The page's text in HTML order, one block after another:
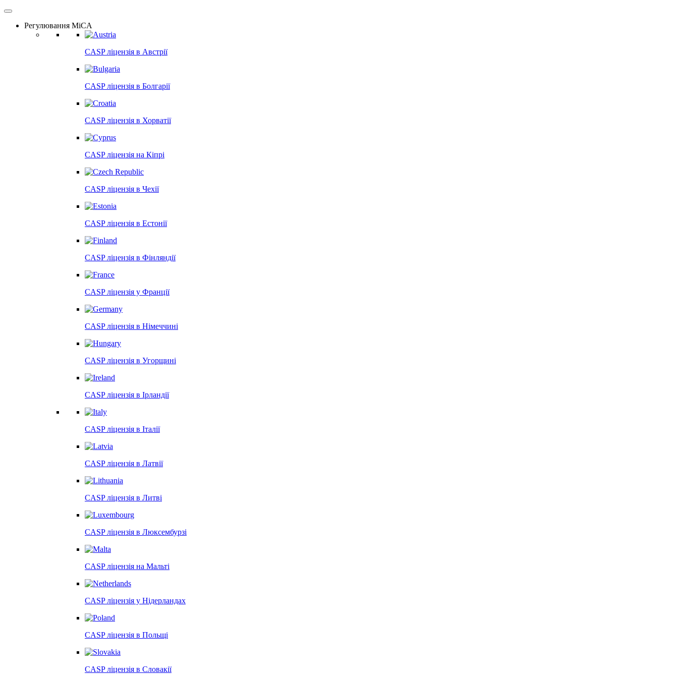
Регулювання MiCA
CASP ліцензія в Австрії
CASP ліцензія в Болгарії
CASP ліцензія в Хорватії
CASP ліцензія на Кіпрі
CASP ліцензія в Чехії
CASP ліцензія в Естонії
CASP ліцензія в Фінляндії
CASP ліцензія у Франції
CASP ліцензія в Німеччині
CASP ліцензія в Угорщині
CASP ліцензія в Ірландії
CASP ліцензія в Італії
CASP ліцензія в Латвії
CASP ліцензія в Литві
CASP ліцензія в Люксембурзі
CASP ліцензія на Мальті
CASP ліцензія у Нідерландах
CASP ліцензія в Польщі
CASP ліцензія в Словакії